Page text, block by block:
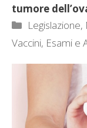
tumore
Categorie
Vaccini, Esami e